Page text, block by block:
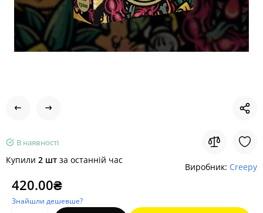
В наявності
Купили 2 шт за останній час
Виробник: Creepy
420.00₴
Знайшли дешевше?